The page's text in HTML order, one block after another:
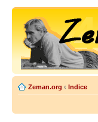
Zeman.org ‹ Indice